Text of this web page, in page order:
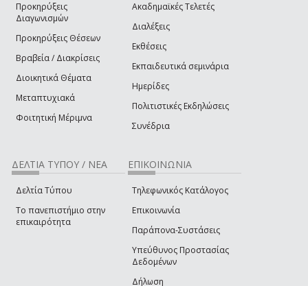
Προκηρύξεις
Διαγωνισμών
Προκηρύξεις Θέσεων
Βραβεία / Διακρίσεις
Διοικητικά Θέματα
Μεταπτυχιακά
Φοιτητική Μέριμνα
Ακαδημαϊκές Τελετές
Διαλέξεις
Εκθέσεις
Εκπαιδευτικά σεμινάρια
Ημερίδες
Πολιτιστικές Εκδηλώσεις
Συνέδρια
ΔΕΛΤΙΑ ΤΥΠΟΥ / ΝΕΑ
Δελτία Τύπου
Το πανεπιστήμιο στην
επικαιρότητα
ΕΠΙΚΟΙΝΩΝΙΑ
Τηλεφωνικός Κατάλογος
Επικοινωνία
Παράπονα-Συστάσεις
Υπεύθυνος Προστασίας
Δεδομένων
Δήλωση